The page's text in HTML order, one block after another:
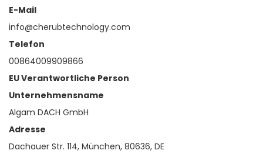
E-Mail
info@cherubtechnology.com
Telefon
00864009909866
EU Verantwortliche Person
Unternehmensname
Algam DACH GmbH
Adresse
Dachauer Str. 114, München, 80636, DE